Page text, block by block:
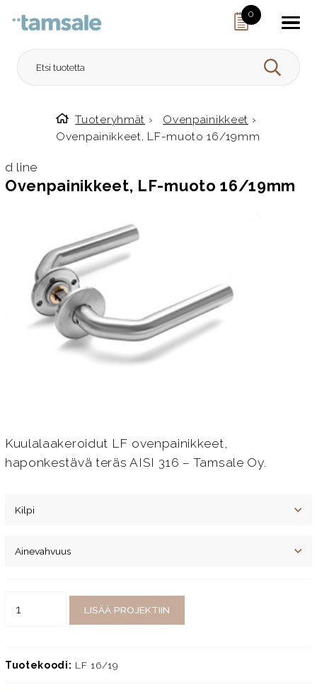
0
HAE
Etusivulle
Tuoteryhmät › Ovenpainikkeet ›
Ovenpainikkeet, LF-muoto 16/19mm
d line
Ovenpainikkeet, LF-muoto 16/19mm
Kuulalaakeroidut LF ovenpainikkeet,
haponkestävä teräs AISI 316 – Tamsale Oy.
LISÄÄ PROJEKTIIN
Tuotekoodi: LF 16/19